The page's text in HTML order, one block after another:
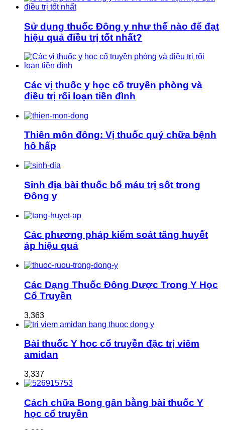
Sử dụng thuốc Đông y như thế nào để đạt
hiệu quả điều trị tốt nhất?
Các vị thuốc y học cổ truyền phòng và
điều trị rối loạn tiền đình
Thiên môn đông: Vị thuốc quý chữa bệnh
hô hấp
Sinh địa bài thuốc bổ máu trị sốt trong
Đông y
Các phương pháp kiểm soát tăng huyết
áp hiệu quả
Các Dạng Thuốc Đông Dược Trong Y Học
Cổ Truyền
3,363
Bài thuốc Y học cổ truyền đặc trị viêm
amidan
3,337
Cách chữa Bong gân bằng bài thuốc Y
học cổ truyền